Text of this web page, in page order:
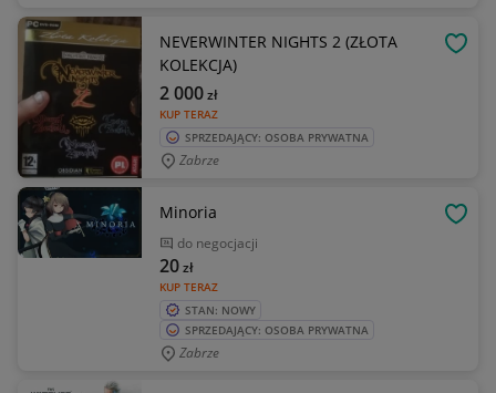
NEVERWINTER NIGHTS 2 (ZŁOTA
KOLEKCJA)
KUP TERAZ
2 000zł
SPRZEDAJĄCY: OSOBA PRYWATNA
Zabrze
Minoria
do negocjacji
KUP TERAZ
20zł
STAN: NOWY
SPRZEDAJĄCY: OSOBA PRYWATNA
Zabrze